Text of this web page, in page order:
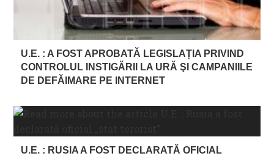
U.E. : A FOST APROBATĂ LEGISLAȚIA PRIVIND
CONTROLUL INSTIGĂRII LA URĂ ŞI CAMPANIILE
DE DEFĂIMARE PE INTERNET
U.E. : RUSIA A FOST DECLARATĂ OFICIAL